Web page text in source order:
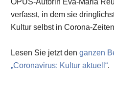
verfasst, in dem sie
Kultur selbst in Corona-
Lesen Sie jetzt denganzen
„Coronavirus: Kultur aktuell“.